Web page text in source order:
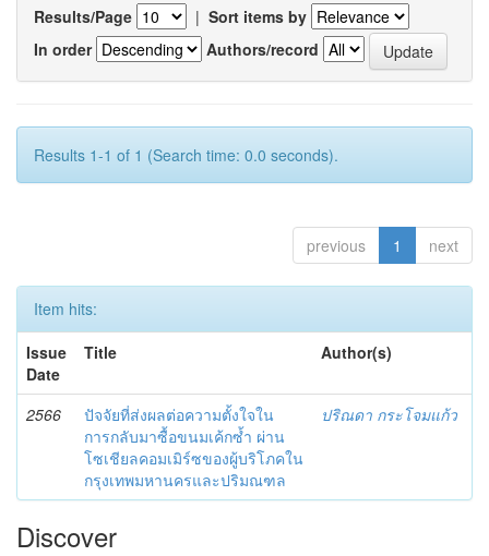
Results/Page | Sort items by
In order
Authors/record
Results 1-1 of 1 (Search time: 0.0 seconds).
previous 1 next
Item hits:
Issue
Date
Title Author(s)
2566
ปัจจัยที่ส่งผลต่อความตั้งใจใน
การกลับมาซื้อขนมเค้กซ้ำ ผ่าน
โซเชียลคอมเมิร์ซของผู้บริโภคใน
กรุงเทพมหานครและปริมณฑล
ปริณดา กระโจมแก้ว
Discover